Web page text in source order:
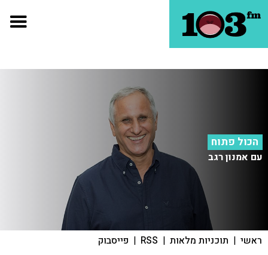
הכול פתוח
עם אמנון רגב
ראשי | תוכניות מלאות |
RSS
| פייסבוק